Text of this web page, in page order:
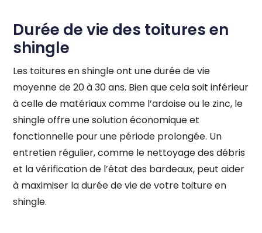
Durée de vie des toitures en
shingle
Les toitures en shingle ont une durée de vie
moyenne de 20 à 30 ans. Bien que cela soit inférieur
à celle de matériaux comme l’ardoise ou le zinc, le
shingle offre une solution économique et
fonctionnelle pour une période prolongée. Un
entretien régulier, comme le nettoyage des débris
et la vérification de l’état des bardeaux, peut aider
à maximiser la durée de vie de votre toiture en
shingle.